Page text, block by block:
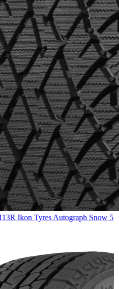
Ikon Tyres Autograph Snow 5